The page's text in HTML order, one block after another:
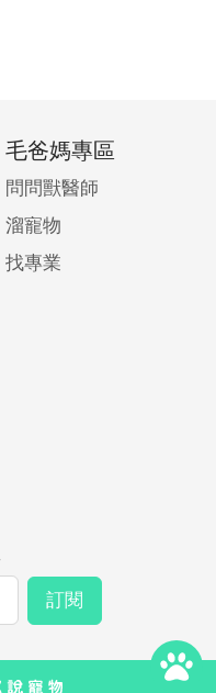
毛爸媽專區
問問獸醫師
溜寵物
找專業
訂閱